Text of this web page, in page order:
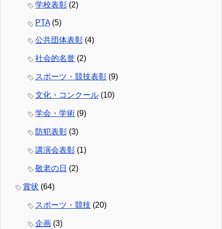
学校表彰 (2)
PTA(5)
公共団体表彰 (4)
社会的名誉 (2)
スポーツ・競技表彰 (9)
文化・コンクール (10)
学会・学術 (9)
防犯表彰 (3)
講演会表彰 (1)
敬老の日 (2)
賞状 (64)
スポーツ・競技 (20)
企画 (3)